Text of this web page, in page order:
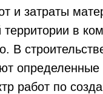
и затраты
в
В
определенные
работ по